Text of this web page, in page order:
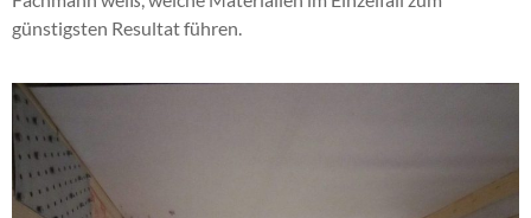
Qualitätsbewusst bei moderaten Kosten: Wir
empfehlen uns als spezialisiertes Unternehmen auch
Verringern Sie die Kosten für Ihren Energiebedarf:
Vertrauen Sie den Spezialisten der Firma Haupt.
Osterrönfeld,Obergeschossdeckendämmung
Brandschutz Einblasdämmung Ahrensbök,
Dachschrägendämmung Fehmarn
Schleswig Holstein
Dämmung Heide Husum Büsum
Hohlschichtisolierung Altenholz
Altbaudämmung
günstigsten Resultat führen.